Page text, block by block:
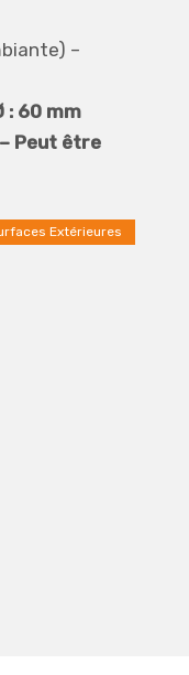
–
: 60 mm
Peut être
Extérieures